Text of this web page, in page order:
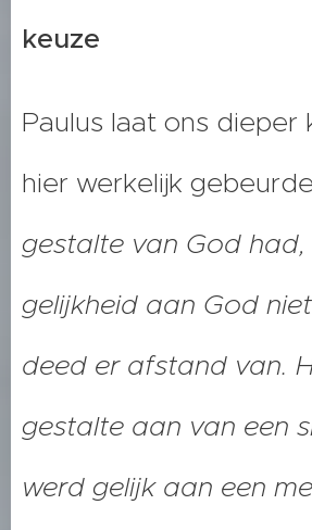
keuze
Paulus laat ons dieper
hier werkelijk
gestalte van God had,
gelijkheid aan God
deed er afstand van.
gestalte aan van een
werd gelijk aan een